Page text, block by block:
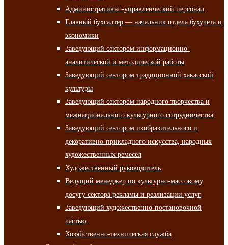
Административно-управленческий персонал
Главный бухгалтер — начальник отдела бухучета и
экономики
Заведующий сектором информационно-
аналитической и методической работы
Заведующий сектором традиционной хакасской
культуры
Заведующий сектором народного творчества и
межнационального культурного сотрудничества
Заведующий сектором изобразительного и
декоративно-прикладного искусства, народных
художественных ремесел
Художественный руководитель
Ведущий менеджер по культурно-массовому
досугу сектора рекламы и реализации услуг
Заведующий художественно-постановочной
частью
Хозяйственно-техническая служба